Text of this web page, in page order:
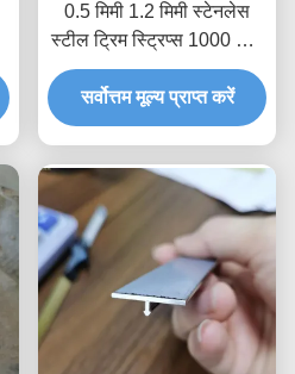
0.5 मिमी 1.2 मिमी स्टेनलेस
स्टील ट्रिम स्ट्रिप्स 1000 मिमी
लंबाई एंटी फ़िंगरप्रिंट
सर्वोत्तम मूल्य प्राप्त करें